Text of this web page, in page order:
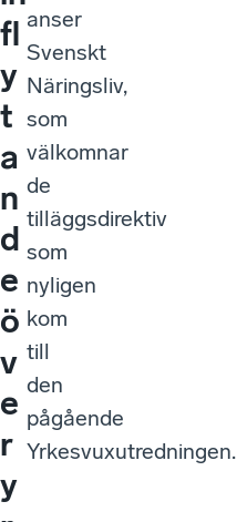
fl
y
t
a
n
d
e
ö
v
e
r
y
anser
Svenskt
Näringsliv,
som
välkomnar
de
tilläggsdirektiv
som
nyligen
kom
till
den
pågående
Yrkesvuxutredningen.